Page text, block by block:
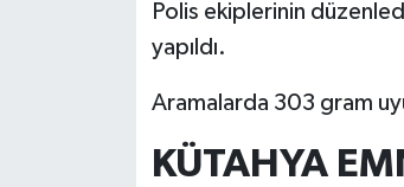
Polis ekiplerinin
yapıldı.
Aramalarda 303 gram
KÜTAHYA
Video Galeri